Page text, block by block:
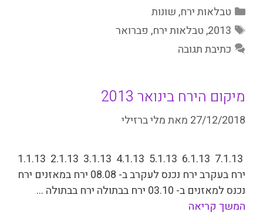
קטגוריות
טבלאות ירח,שונות
תגיות
2013
,טבלאות ירח, פברואר
כתיבת תגובה
מיקום הירח בינואר 2013
27/12/2018 מאתמלי ברזילי
7.1.13 6.1.13 5.1.13 4.1.13 3.1.13 2.1.13 1.1.13
­ירח בעקרב ירח נכנס לעקרב ב- 08.08 ירח במאזנים ירח
נכנס למאזנים ב- 03.10 ירח בבתולה ירח בבתולה …
המשך קריאה